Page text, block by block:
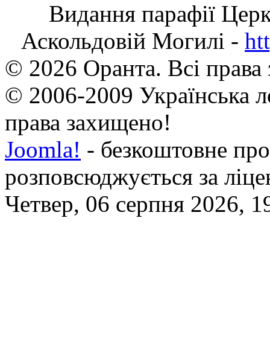
Видання парафії
Аскольдовій Могилі -
© 2026 Оранта. Всі
© 2006-2009 Українська
права захищено!
Joomla! - безкоштовне
розповсюджується за
Четвер, 06 серпня 2026,